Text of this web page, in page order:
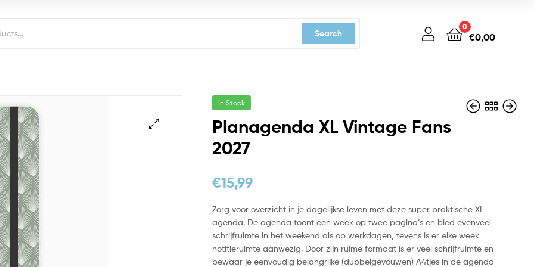
Search
0
€0,00
In Stock
Planagenda XL Vintage Fans
2027
€15,99
Zorg voor overzicht in je dagelijkse leven met deze super praktische XL
agenda. De agenda toont een week op twee pagina’s en bied evenveel
schrijfruimte in het weekend als op werkdagen, tevens is er elke week
notitieruimte aanwezig. Door zijn ruime formaat is er veel schrijfruimte en
bewaar je eenvoudig belangrijke (dubbelgevouwen) A4tjes in de agenda